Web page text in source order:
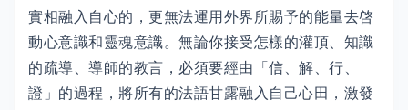
實相融入自心的，更無法運用外界所賜予的能量去啓
動心意識和靈魂意識。無論你接受怎樣的灌頂、知識
的疏導、導師的教言，必須要經由「信、解、行、
證」的過程，將所有的法語甘露融入自己心田，激發